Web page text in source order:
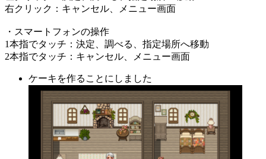
右クリック：キャンセル、メニュー画面
・スマートフォンの操作
1本指でタッチ：決定、調べる、指定場所へ移動
2本指でタッチ：キャンセル、メニュー画面
ケーキを作ることにしました